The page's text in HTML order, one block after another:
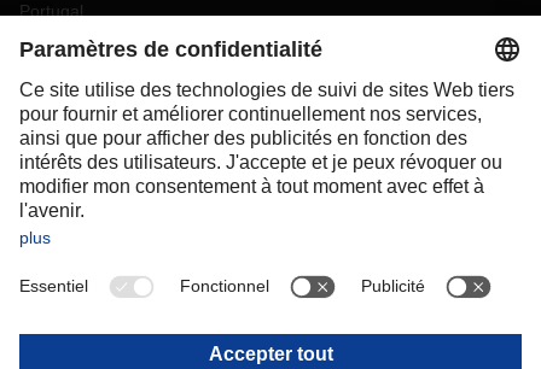
Portugal
Romania
Slovakia
Spain
Sweden
Switzerland(DE FR)
Turkey
OCEANIA